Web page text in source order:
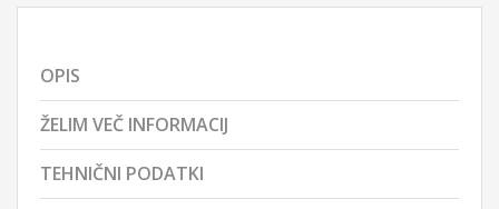
OPIS
ŽELIM VEČ INFORMACIJ
TEHNIČNI PODATKI